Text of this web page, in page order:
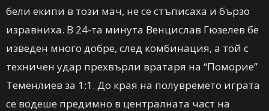
бели екипи в този мач, не се стъписаха и бързо
изравниха. В 24-та минута Венцислав Гюзелев бе
изведен много добре, след комбинация, а той с
техничен удар прехвърли вратаря на “Поморие”
Теменлиев за 1:1. До края на полувремето играта
се водеше предимно в централната част на